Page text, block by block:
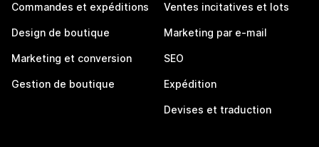
Commandes et expéditions
Design de boutique
Marketing et conversion
Gestion de boutique
Ventes incitatives et lots
Marketing par e-mail
SEO
Expédition
Devises et traduction